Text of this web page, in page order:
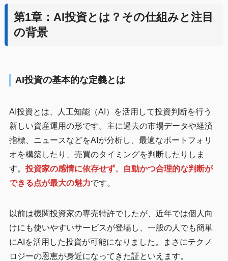
第1章：AI投資とは？その仕組みと注目
の背景
AI投資の基本的な定義とは
AI投資とは、人工知能（AI）を活用して投資判断を行う
新しい資産運用の形です。主に過去の市場データや経済
指標、ニュースなどをAIが分析し、最適なポートフォリ
オを構築したり、売買のタイミングを判断したりしま
す。 投資家の感情に依存せず、自動かつ合理的な判断が
できる点が最大の魅力です。
以前は機関投資家の専売特許でしたが、近年では個人向
けにも使いやすいサービスが登場し、一般の人でも簡単
にAIを活用した投資が可能になりました。まさにテクノ
ロジーの恩恵が身近になってきた証といえます。